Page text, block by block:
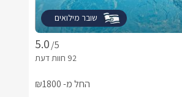
שובר מילואים
/5
החל מ- ₪1800